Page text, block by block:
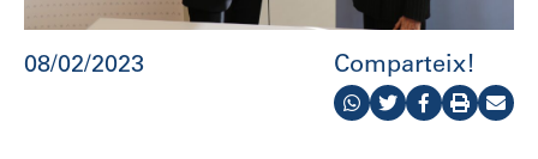
08/02/2023 Comparteix!